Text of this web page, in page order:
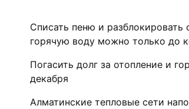
Списать пеню и разблокировать
горячую воду можно только до
Погасить долг за отопление и
декабря
Алматинские тепловые сети